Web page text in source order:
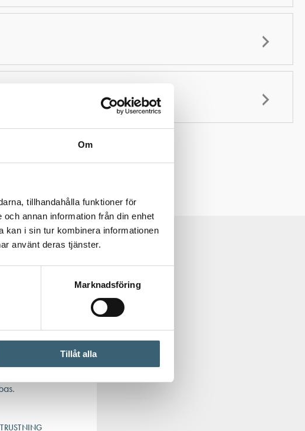
Om
tillhandahålla funktioner för
annan information från din enhet
kan i sin tur kombinera informationen
använt deras tjänster.
Marknadsföring
Tillåt alla